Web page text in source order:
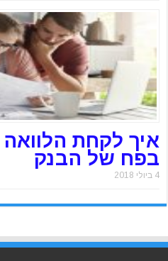
איך לקחת הלוואה
בפח של הבנק
4 ביולי 2018